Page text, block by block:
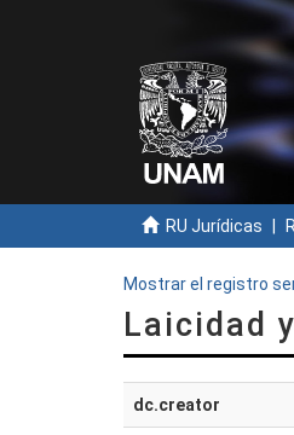
RU Jurídicas
Mostrar el registro
Laicidad
dc.creator